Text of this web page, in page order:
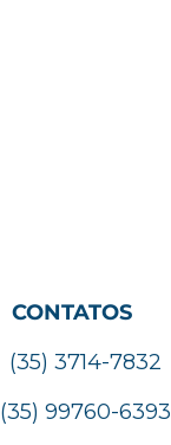
CONTATOS
(35) 3714-7832
(35) 99760-6393